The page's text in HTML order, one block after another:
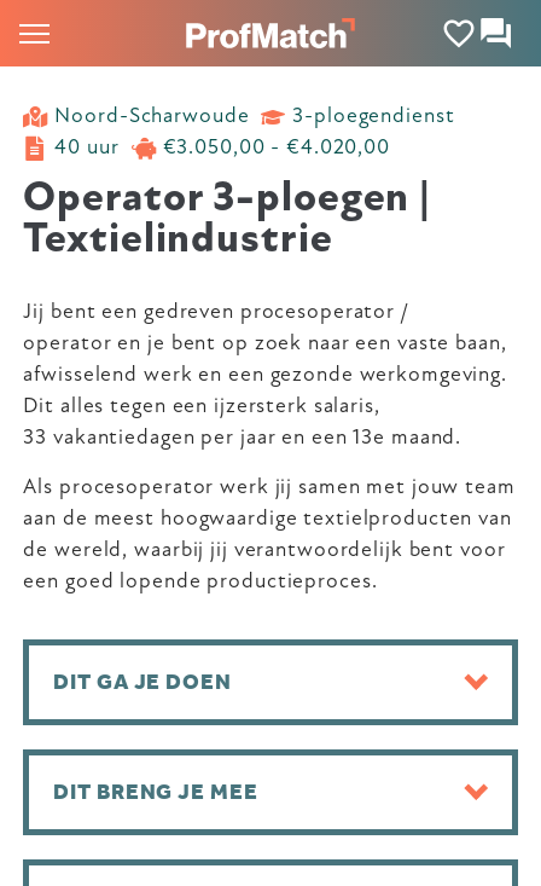
Noord-Scharwoude
3-ploegendienst
40 uur
€3.050,00 - €4.020,00
Operator 3-ploegen |
Textielindustrie
Jij bent een gedreven procesoperator /
operator en je bent op zoek naar een vaste baan,
afwisselend werk en een gezonde werkomgeving.
Dit alles tegen een ijzersterk salaris,
33 vakantiedagen per jaar en een 13e maand.
Als procesoperator werk jij samen met jouw team
aan de meest hoogwaardige textielproducten van
de wereld, waarbij jij verantwoordelijk bent voor
een goed lopende productieproces.
DIT GA JE DOEN
DIT BRENG JE MEE